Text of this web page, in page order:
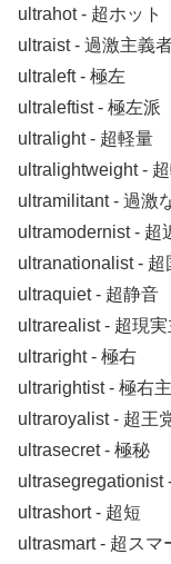
ultrahot ‐ 超ホット
ultraist ‐ 過激主義
ultraleft ‐ 極左
ultraleftist ‐ 極左派
ultralight ‐ 超軽量
ultralightweight ‐
ultramilitant ‐ 過激
ultramodernist ‐ 超
ultranationalist ‐
ultraquiet ‐ 超静音
ultrarealist ‐ 超現
ultraright ‐ 極右
ultrarightist ‐ 極右
ultraroyalist ‐ 超王
ultrasecret ‐ 極秘
ultrasegregationist
ultrashort ‐ 超短
ultrasmart ‐ 超スマ